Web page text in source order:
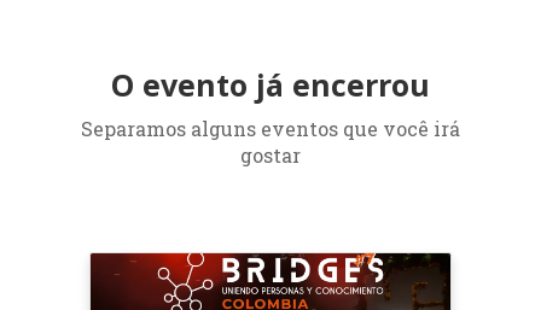
O evento já encerrou
Separamos alguns eventos que você irá
gostar